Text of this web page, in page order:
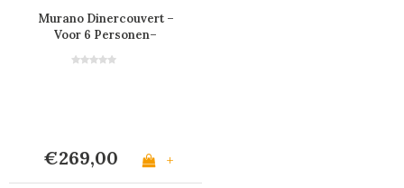
Murano Dinercouvert –
Voor 6 Personen–
€269,00 +